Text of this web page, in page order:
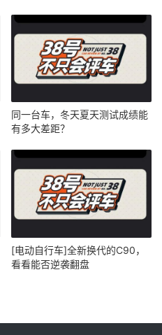
同一台车，冬天夏天测试成绩能
有多大差距？
[电动自行车]全新换代的C90，
看看能否逆袭翻盘